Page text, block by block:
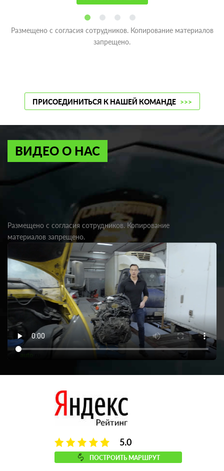
Размещено с согласия сотрудников. Копирование материалов
запрещено.
ПРИСОЕДИНИТЬСЯ К НАШЕЙ КОМАНДЕ >>>
ВИДЕО О НАС
Размещено с согласия сотрудников. Копирование
материалов запрещено.
5.0
ПОСТРОИТЬ МАРШРУТ